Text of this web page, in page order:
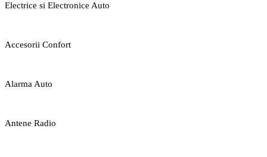
Electrice si Electronice Auto
Accesorii Confort
Alarma Auto
Antene Radio